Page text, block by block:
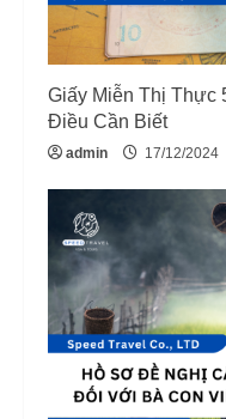
i
n
g
Giấy Miễn Thị Thực
Điều Cần Biết
admin 17/12/2024